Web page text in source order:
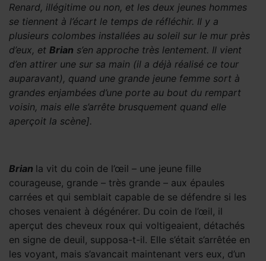
Renard, illégitime ou non, et les deux jeunes hommes
se tiennent à l’écart le temps de réfléchir. Il y a
plusieurs colombes installées au soleil sur le mur près
d’eux, et Brian s’en approche très lentement. Il vient
d’en attirer une sur sa main (il a déjà réalisé ce tour
auparavant), quand une grande jeune femme sort à
grandes enjambées d’une porte au bout du rempart
voisin, mais elle s’arrête brusquement quand elle
aperçoit la scène].
Brian la vit du coin de l’œil – une jeune fille
courageuse, grande – très grande – aux épaules
carrées et qui semblait capable de se défendre si les
choses venaient à dégénérer. Du coin de l’œil, il
aperçut des cheveux roux qui voltigeaient, détachés
en signe de deuil, supposa-t-il. Elle s’était s’arrêtée en
les voyant, mais s’avancait maintenant vers eux, d’un